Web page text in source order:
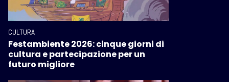
CULTURA
Festambiente 2026: cinque giorni di
cultura e partecipazione per un
futuro migliore